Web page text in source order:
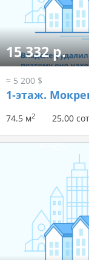
15 332 р.
≈ 5 200 $
1-этаж.
74.5 м2 25.00